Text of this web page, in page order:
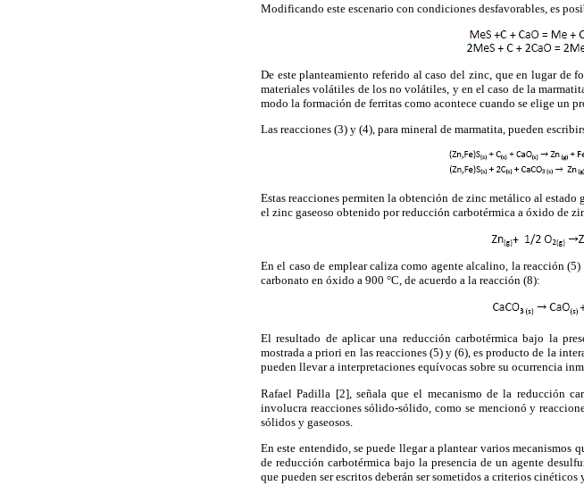
Modificando este escenario con condiciones desfavorables, es
De este planteamiento referido al caso del zinc, que en lugar de
materiales volátiles de los no volátiles, y en el caso de la
modo la formación de ferritas como acontece cuando se elige un
Las reacciones (3) y (4), para mineral de marmatita, pueden
Estas reacciones permiten la obtención de zinc metálico al
el zinc gaseoso obtenido por reducción carbotérmica a óxido de
En el caso de emplear caliza como agente alcalino, la reacción
carbonato en óxido a 900 °C, de acuerdo a la reacción (8):
El resultado de aplicar una reducción carbotérmica bajo la
mostrada a priori en las reacciones (5) y (6), es producto de la
pueden llevar a interpretaciones equívocas sobre su ocurrencia
Rafael Padilla [2], señala que el mecanismo de la reducción
involucra reacciones sólido-sólido, como se mencionó y
sólidos y gaseosos.
En este entendido, se puede llegar a plantear varios mecanismos
de reducción carbotérmica bajo la presencia de un agente
que pueden ser escritos deberán ser sometidos a criterios